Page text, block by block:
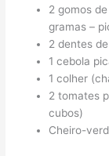
2 gomos
gramas –
2 dentes
1 cebola
1 colher
2 tomates
cubos)
Cheiro-